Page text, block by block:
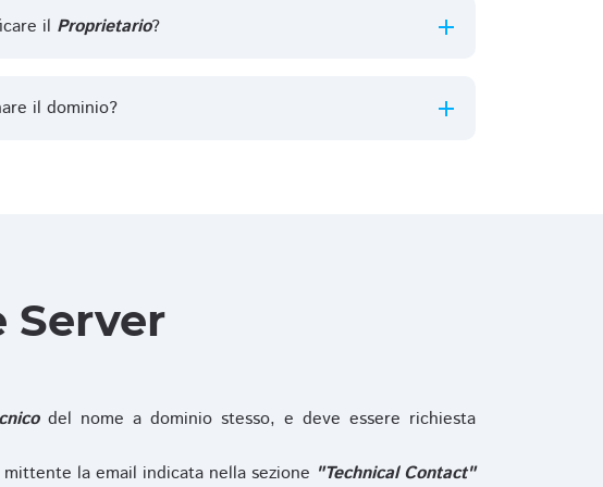
il Proprietario?
il dominio?
Server
del nome a dominio stesso, e deve essere richiesta
la email indicata nella sezione "Technical Contact"